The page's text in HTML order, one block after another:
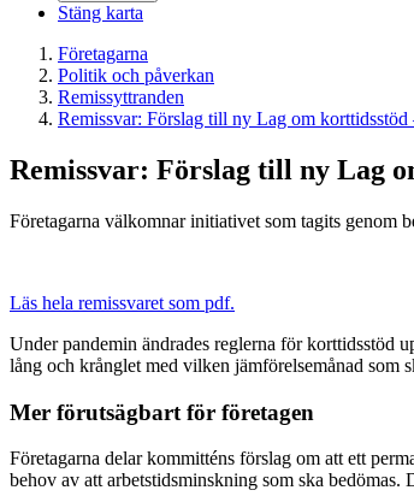
Stäng karta
Företagarna
Politik och påverkan
Remissyttranden
Remissvar: Förslag till ny Lag om
Remissvar: Förslag till ny Lag
Företagarna välkomnar initiativet som tagits genom
Läs hela remissvaret som pdf.
Under pandemin ändrades reglerna för korttidsstöd
lång och krånglet med vilken jämförelsemånad som
Mer förutsägbart för företagen
Företagarna delar kommitténs förslag om att ett
behov av att arbetstidsminskning som ska